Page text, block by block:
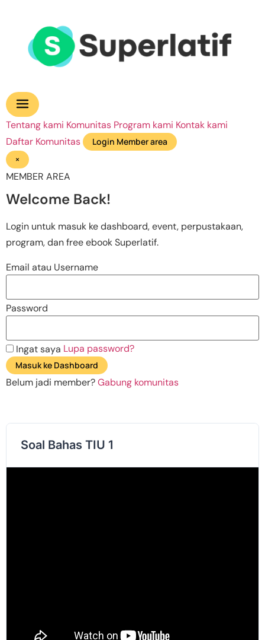
Tentang kami Komunitas Program kami Kontak kami
Daftar Komunitas
Login Member area
×
MEMBER AREA
Welcome Back!
Login untuk masuk ke dashboard, event, perpustakaan,
program, dan free ebook Superlatif.
Email atau Username
Password
Ingat saya Lupa password?
Masuk ke Dashboard
Belum jadi member?Gabung komunitas
Soal Bahas TIU 1